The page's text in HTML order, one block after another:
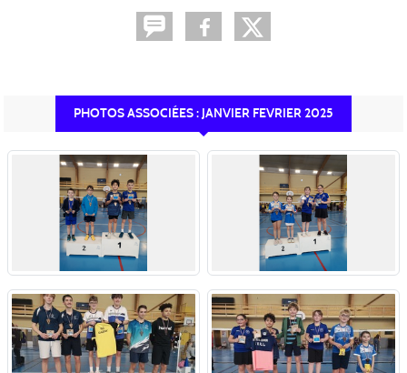
PHOTOS ASSOCIÉES : JANVIER FEVRIER 2025